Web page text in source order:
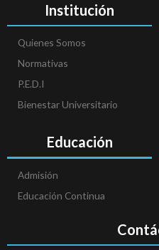
Institución
Quienes Somos
Normativas
P.E.D.I
Bienestar Universitario
Educación
Admisión
Educación Continua